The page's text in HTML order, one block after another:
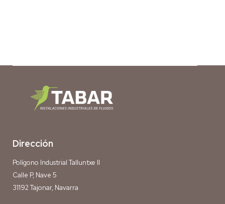
Dirección
Polígono Industrial Talluntxe II
Calle P, Nave 5
31192 Tajonar, Navarra